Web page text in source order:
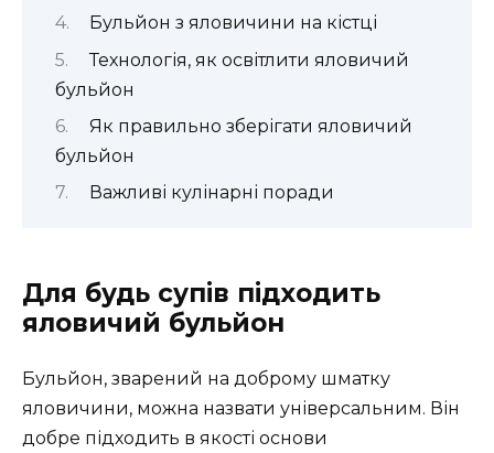
Бульйон з яловичини на кістці
Технологія, як освітлити яловичий
бульйон
Як правильно зберігати яловичий
бульйон
Важливі кулінарні поради
Для будь супів підходить
яловичий бульйон
Бульйон, зварений на доброму шматку
яловичини, можна назвати універсальним. Він
добре підходить в якості основи